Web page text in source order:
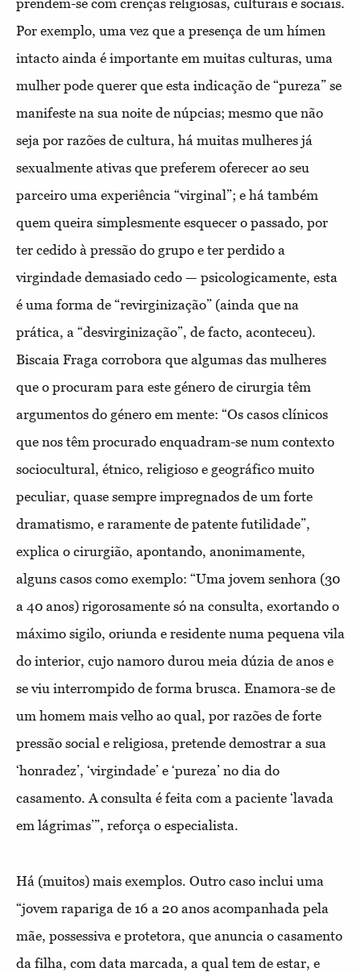
Por exemplo, uma vez que a presença de um hímen
intacto ainda é importante em muitas culturas, uma
mulher pode querer que esta indicação de “pureza” se
manifeste na sua noite de núpcias; mesmo que não
seja por razões de cultura, há muitas mulheres já
sexualmente ativas que preferem oferecer ao seu
parceiro uma experiência “virginal”; e há também
quem queira simplesmente esquecer o passado, por
ter cedido à pressão do grupo e ter perdido a
virgindade demasiado cedo — psicologicamente, esta
é uma forma de “revirginização” (ainda que na
prática, a “desvirginização”, de facto, aconteceu).
Biscaia Fraga corrobora que algumas das mulheres
que o procuram para este género de cirurgia têm
argumentos do género em mente: “Os casos clínicos
que nos têm procurado enquadram-se num contexto
sociocultural, étnico, religioso e geográfico muito
peculiar, quase sempre impregnados de um forte
dramatismo, e raramente de patente futilidade”,
explica o cirurgião, apontando, anonimamente,
alguns casos como exemplo: “Uma jovem senhora (30
a 40 anos) rigorosamente só na consulta, exortando o
máximo sigilo, oriunda e residente numa pequena vila
do interior, cujo namoro durou meia dúzia de anos e
se viu interrompido de forma brusca. Enamora-se de
um homem mais velho ao qual, por razões de forte
pressão social e religiosa, pretende demostrar a sua
‘honradez’, ‘virgindade’ e ‘pureza’ no dia do
casamento. A consulta é feita com a paciente ‘lavada
em lágrimas’”, reforça o especialista.
Há (muitos) mais exemplos. Outro caso inclui uma
“jovem rapariga de 16 a 20 anos acompanhada pela
mãe, possessiva e protetora, que anuncia o casamento
da filha, com data marcada, a qual tem de estar, e